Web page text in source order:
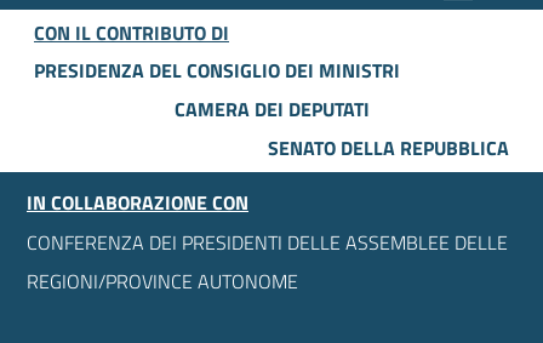
CON IL CONTRIBUTO DI
PRESIDENZA DEL CONSIGLIO DEI MINISTRI
CAMERA DEI DEPUTATI
SENATO DELLA REPUBBLICA
IN COLLABORAZIONE CON
CONFERENZA DEI PRESIDENTI DELLE ASSEMBLEE DELLE
REGIONI/PROVINCE AUTONOME